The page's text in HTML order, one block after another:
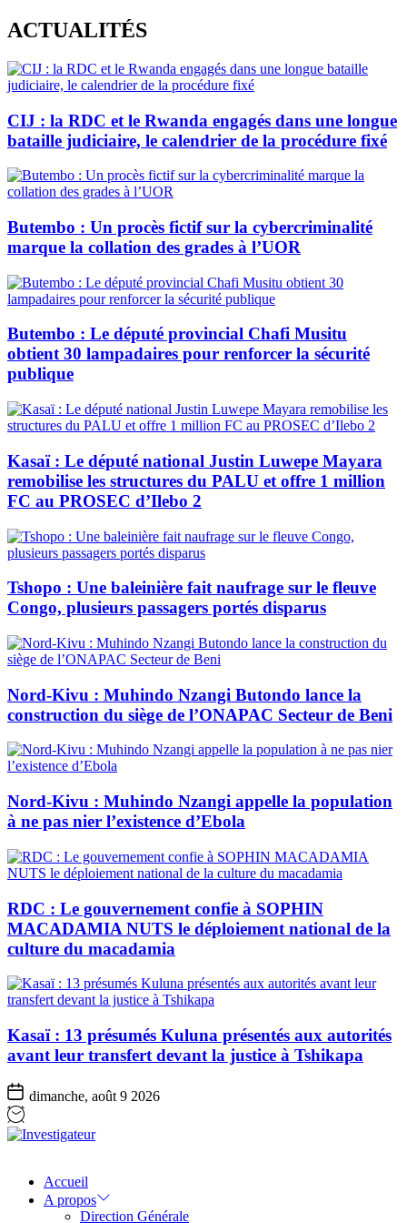
Skip
to
content
ACTUALITÉS
CIJ : la RDC et le Rwanda engagés dans une longue
bataille judiciaire, le calendrier de la procédure fixé
Butembo : Un procès fictif sur la cybercriminalité
marque la collation des grades à l’UOR
Butembo : Le député provincial Chafi Musitu
obtient 30 lampadaires pour renforcer la sécurité
publique
Kasaï : Le député national Justin Luwepe Mayara
remobilise les structures du PALU et offre 1 million
FC au PROSEC d’Ilebo 2
Tshopo : Une baleinière fait naufrage sur le fleuve
Congo, plusieurs passagers portés disparus
Nord-Kivu : Muhindo Nzangi Butondo lance la
construction du siège de l’ONAPAC Secteur de Beni
Nord-Kivu : Muhindo Nzangi appelle la population
à ne pas nier l’existence d’Ebola
RDC : Le gouvernement confie à SOPHIN
MACADAMIA NUTS le déploiement national de la
culture du macadamia
Kasaï : 13 présumés Kuluna présentés aux autorités
avant leur transfert devant la justice à Tshikapa
dimanche, août 9 2026
Accueil
A propos
Direction Générale